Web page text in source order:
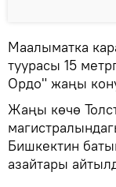
Маалыматка
туурасы 15
Ордо" жаңы
Жаңы көчө
Бишкектин
азайтары